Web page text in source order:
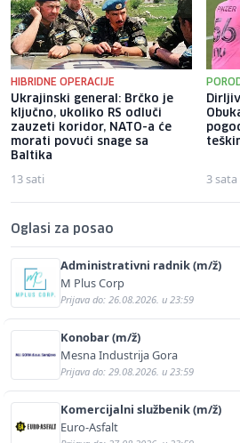
HIBRIDNE OPERACIJE
Ukrajinski general: Brčko je
ključno, ukoliko RS odluči
zauzeti koridor, NATO-a će
morati povući snage sa
Baltika
13 sati 3 sata
Oglasi za posao
Administrativni radnik (m/ž)
M Plus Corp
Prijava do: 26.08.2026. u 23:59
Konobar (m/ž)
Mesna Industrija Gora
Prijava do: 29.08.2026. u 23:59
Komercijalni službenik (m/ž)
Euro-Asfalt